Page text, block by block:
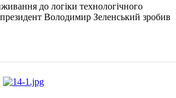
до логіки технологічного
президент Володимир Зеленський зробив